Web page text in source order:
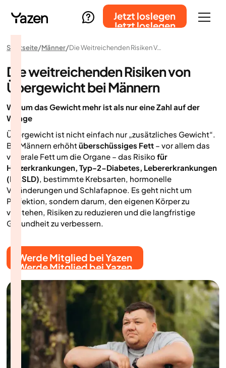
Jetzt loslegen
Jetzt loslegen
Startseite Männer Die Weitreichenden Risiken Von Übergewicht Bei Männern
Die weitreichenden Risiken von
Übergewicht bei Männern
Warum das Gewicht mehr ist als nur eine Zahl auf der
Waage
Übergewicht ist nicht einfach nur „zusätzliches Gewicht“.
Bei Männern erhöhtüberschüssiges Fett – vor allem das
viszerale Fett um die Organe – das Risiko für
Herzerkrankungen, Typ-2-Diabetes, Lebererkrankungen
(MASLD), bestimmte Krebsarten, hormonelle
Veränderungen und Schlafapnoe. Es geht nicht um
Perfektion, sondern darum, den eigenen Körper zu
verstehen, Risiken zu reduzieren und die langfristige
Gesundheit zu verbessern.
Werde Mitglied bei Yazen
Werde Mitglied bei Yazen